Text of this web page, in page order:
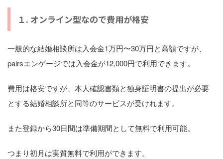
１. オンライン型なので費用が格安
一般的な結婚相談所は入会金1万円〜30万円と高額ですが、
pairsエンゲージでは入会金が12,000円で利用できます。
費用は格安ですが、本人確認書類と独身証明書の提出が必要
とする結婚相談所と同等のサービスが受けれます。
また登録から30日間は準備期間として無料で利用可能。
つまり初月は実質無料で利用ができます。